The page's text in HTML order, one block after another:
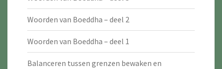
Woorden van Boeddha – deel 2
Woorden van Boeddha – deel 1
Balanceren tussen grenzen bewaken en